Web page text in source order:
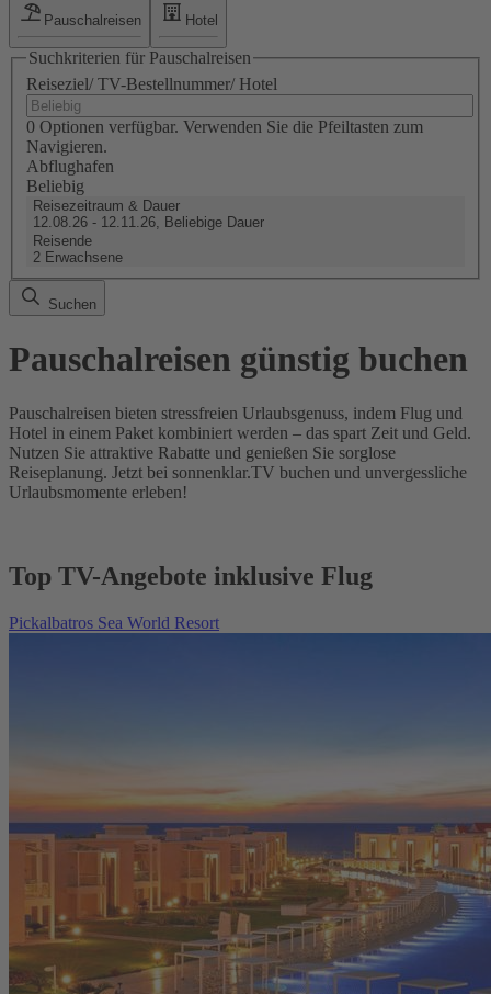
Pauschalreisen Hotel
Suchkriterien für Pauschalreisen
Reiseziel/ TV-Bestellnummer/ Hotel
0 Optionen verfügbar. Verwenden Sie die Pfeiltasten zum
Navigieren.
Abflughafen
Beliebig
Reisezeitraum & Dauer
12.08.26 - 12.11.26, Beliebige Dauer
Reisende
2 Erwachsene
Suchen
Pauschalreisen günstig buchen
Pauschalreisen bieten stressfreien Urlaubsgenuss, indem Flug und
Hotel in einem Paket kombiniert werden – das spart Zeit und Geld.
Nutzen Sie attraktive Rabatte und genießen Sie sorglose
Reiseplanung. Jetzt bei sonnenklar.TV buchen und unvergessliche
Urlaubsmomente erleben!
Top TV-Angebote inklusive Flug
Pickalbatros Sea World Resort